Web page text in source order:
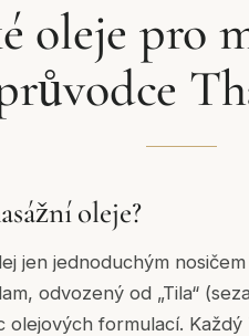
oleje pro
oleje?
jen jednoduchým
odvozený od „Tila“
formulací.